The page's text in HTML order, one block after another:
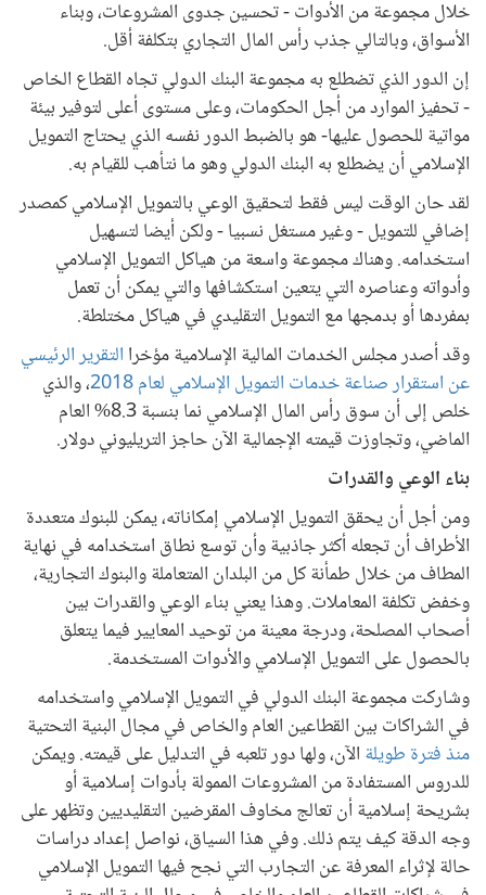
خلال مجموعة من الأدوات - تحسين جدوى المشروعات، وبناء
الأسواق، وبالتالي جذب رأس المال التجاري بتكلفة أقل.
إن الدور الذي تضطلع به مجموعة البنك الدولي تجاه القطاع الخاص
- تحفيز الموارد من أجل الحكومات، وعلى مستوى أعلى لتوفير بيئة
مواتية للحصول عليها- هو بالضبط الدور نفسه الذي يحتاج التمويل
الإسلامي أن يضطلع به البنك الدولي وهو ما نتأهب للقيام به.
لقد حان الوقت ليس فقط لتحقيق الوعي بالتمويل الإسلامي كمصدر
إضافي للتمويل - وغير مستغل نسبيا - ولكن أيضا لتسهيل
استخدامه. وهناك مجموعة واسعة من هياكل التمويل الإسلامي
وأدواته وعناصره التي يتعين استكشافها والتي يمكن أن تعمل
بمفردها أو بدمجها مع التمويل التقليدي في هياكل مختلطة.
وقد أصدر مجلس الخدمات المالية الإسلامية مؤخرا التقرير الرئيسي
عن استقرار صناعة خدمات التمويل الإسلامي لعام 2018
، والذي
خلص إلى أن سوق رأس المال الإسلامي نما بنسبة 8.3% العام
الماضي، وتجاوزت قيمته الإجمالية الآن حاجز التريليوني دولار.
بناء الوعي والقدرات
ومن أجل أن يحقق التمويل الإسلامي إمكاناته، يمكن للبنوك متعددة
الأطراف أن تجعله أكثر جاذبية وأن توسع نطاق استخدامه في نهاية
المطاف من خلال طمأنة كل من البلدان المتعاملة والبنوك التجارية،
وخفض تكلفة المعاملات. وهذا يعني بناء الوعي والقدرات بين
أصحاب المصلحة، ودرجة معينة من توحيد المعايير فيما يتعلق
بالحصول على التمويل الإسلامي والأدوات المستخدمة.
وشاركت مجموعة البنك الدولي في التمويل الإسلامي واستخدامه
في الشراكات بين القطاعين العام والخاص في مجال البنية التحتية
منذ فترة طويلة الآن، ولها دور تلعبه في التدليل على قيمته. ويمكن
للدروس المستفادة من المشروعات الممولة بأدوات إسلامية أو
بشريحة إسلامية أن تعالج مخاوف المقرضين التقليديين وتظهر على
وجه الدقة كيف يتم ذلك. وفي هذا السياق، نواصل إعداد دراسات
حالة لإثراء المعرفة عن التجارب التي نجح فيها التمويل الإسلامي